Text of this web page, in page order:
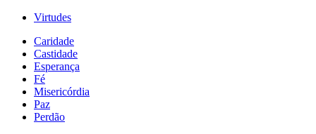
Virtudes
Caridade
Castidade
Esperança
Fé
Misericórdia
Paz
Perdão